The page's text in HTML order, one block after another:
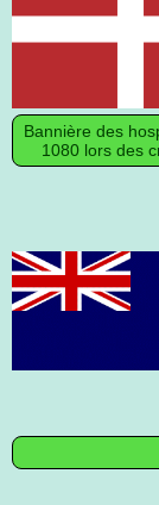
Bannière des
1080 lors des